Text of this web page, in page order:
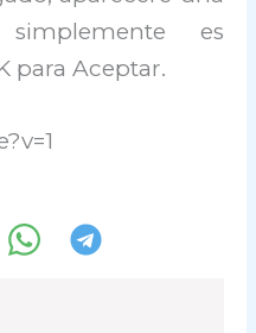
es
para Aceptar.